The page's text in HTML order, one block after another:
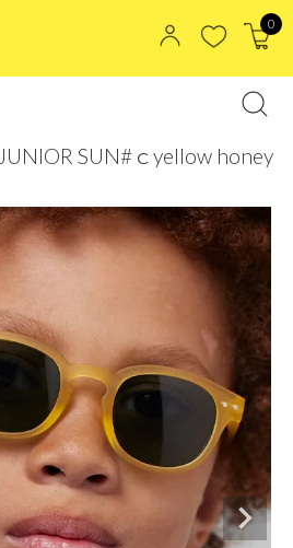
0
JUNIOR SUN#ｃyellow honey